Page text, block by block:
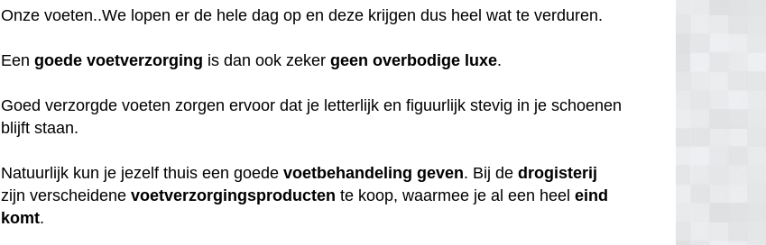
Onze voeten..We lopen er de hele dag op en deze krijgen dus heel wat te verduren.
Eengoede voetverzorging is dan ook zekergeen overbodige luxe.
Goed verzorgde voeten zorgen ervoor dat je letterlijk en figuurlijk stevig in je schoenen
blijft staan.
Natuurlijk kun je jezelf thuis een goedevoetbehandeling geven. Bij dedrogisterij
zijn verscheidenevoetverzorgingsproducten te koop, waarmee je al een heeleind
komt.